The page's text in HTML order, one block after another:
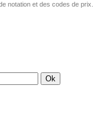
notation et des codes de prix.